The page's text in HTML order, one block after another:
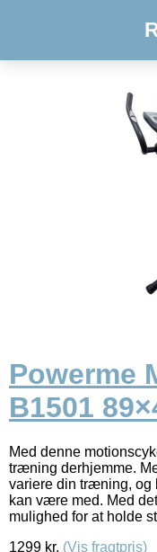
Powerme
B1501
Med denne
træning derhjemme.
variere din træning, og
kan være med. Med
mulighed for at holde
1299 kr. (Vis fragtpris)